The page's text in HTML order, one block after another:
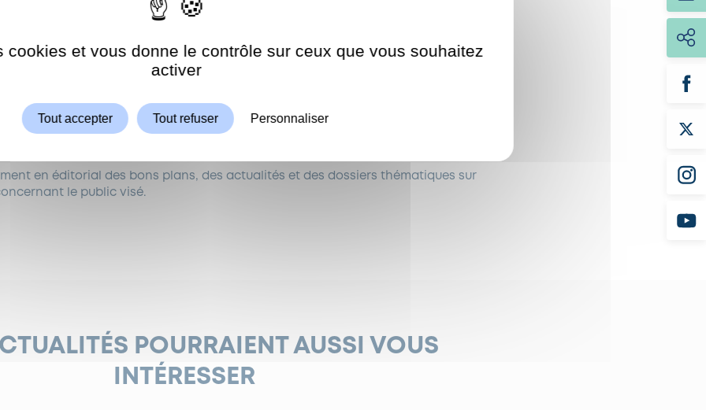
mesure de protection de l’enfance. On peut y trouver :
relatives aux préoccupations des jeunes en situation d’exclusion
sur plusieurs volets : santé, logement, insertion professionnelle, formation,
offrant des informations pratiques notamment sur l’entretien de pré-
un canal d’échanges numérique entre les jeunes de l’ASE et leurs référents
en éditorial des bons plans, des actualités et des dossiers thématiques sur
le public visé.
POURRAIENT AUSSI VOUS
INTÉRESSER
cookies et vous donne le contrôle sur ceux que vous souhaitez
activer
Tout accepter Tout refuser Personnaliser